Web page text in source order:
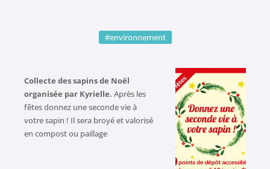
#environnement
Collecte des sapins de Noël
organisée par Kyrielle. Après les
fêtes donnez une seconde vie à
votre sapin ! Il sera broyé et valorisé
en compost ou paillage